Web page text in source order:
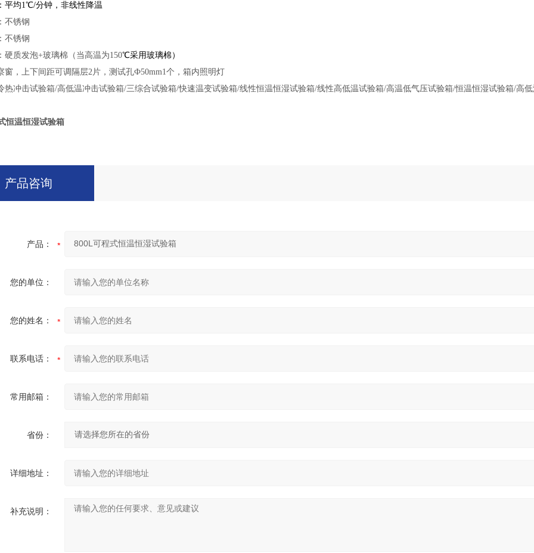
平均1℃/分钟，非线性降温
不锈钢
不锈钢
硬质发泡+玻璃棉（当高温为150℃采用玻璃棉）
窗，上下间距可调隔层2片，测试孔Ф50mm1个，箱内照明灯
热冲击试验箱/高低温冲击试验箱/三综合试验箱/快速温变试验箱/线性恒温恒湿试验箱/线性高低温试验箱/高温低气压试验箱/恒温恒湿试验箱/高
恒温恒湿试验箱
产品咨询
产品：
您的单位：
您的姓名：
联系电话：
常用邮箱：
省份：
详细地址：
补充说明：